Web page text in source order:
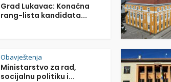
Grad Lukavac: Konačna
rang-lista kandidata...
Obavještenja
Ministarstvo za rad,
socijalnu politiku i...